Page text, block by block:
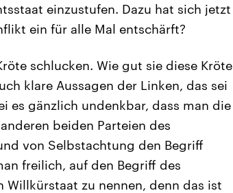
einzustufen. Dazu hat sich jetzt
ein für alle Mal entschärft?
schlucken. Wie gut sie diese Kröte
klare Aussagen der Linken, das sei
es gänzlich undenkbar, dass man die
beiden Parteien des
von Selbstachtung den Begriff
freilich, auf den Begriff des
Willkürstaat zu nennen, denn das ist